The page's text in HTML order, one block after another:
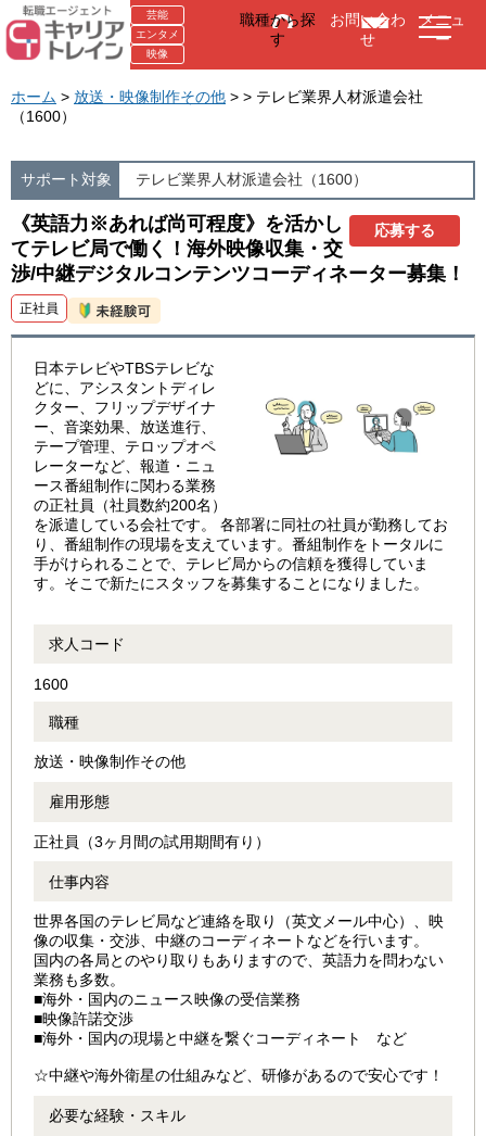
芸能
エンタメ
映像
職種から探
す
お問い合わ
せ
メニュ
ー
ホーム > 放送・映像制作その他 > > テレビ業界人材派遣会社
（1600）
サポート対象 テレビ業界人材派遣会社（1600）
応募する
《英語力※あれば尚可程度》を活かし
てテレビ局で働く！海外映像収集・交
渉/中継デジタルコンテンツコーディネーター募集！
正社員
日本テレビやTBSテレビな
どに、アシスタントディレ
クター、フリップデザイナ
ー、音楽効果、放送進行、
テープ管理、テロップオペ
レーターなど、報道・ニュ
ース番組制作に関わる業務
の正社員（社員数約200名）
を派遣している会社です。 各部署に同社の社員が勤務してお
り、番組制作の現場を支えています。番組制作をトータルに
手がけられることで、テレビ局からの信頼を獲得していま
す。そこで新たにスタッフを募集することになりました。
求人コード
1600
職種
放送・映像制作その他
雇用形態
正社員（3ヶ月間の試用期間有り）
仕事内容
世界各国のテレビ局など連絡を取り（英文メール中心）、映
像の収集・交渉、中継のコーディネートなどを行います。
国内の各局とのやり取りもありますので、英語力を問わない
業務も多数。
■海外・国内のニュース映像の受信業務
■映像許諾交渉
■海外・国内の現場と中継を繋ぐコーディネート など
☆中継や海外衛星の仕組みなど、研修があるので安心です！
必要な経験・スキル